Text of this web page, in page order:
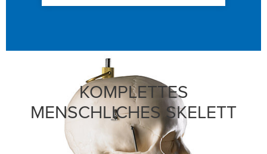
KOMPLETTES
MENSCHLICHES SKELETT